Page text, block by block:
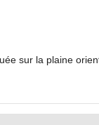
sur la plaine